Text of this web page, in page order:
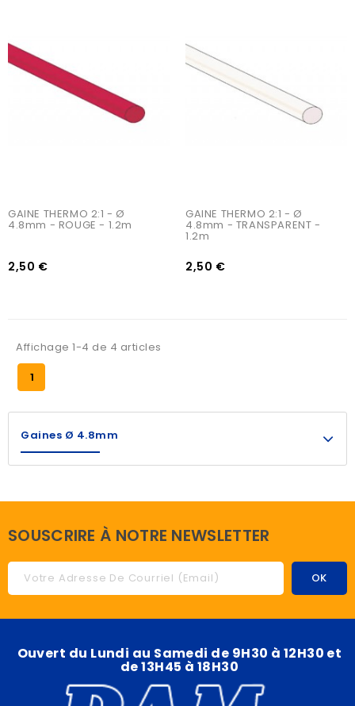
GAINE THERMO 2:1 - Ø
4.8mm - ROUGE - 1.2m
2,50 €
GAINE THERMO 2:1 - Ø
4.8mm - TRANSPARENT -
1.2m
2,50 €
Affichage 1-4 de 4 articles
1
Gaines Ø 4.8mm
SOUSCRIRE À NOTRE NEWSLETTER
Ouvert du Lundi au Samedi de 9H30 à 12H30 et
de 13H45 à 18H30